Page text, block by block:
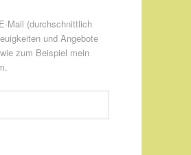
Mail (durchschnittlich
und Angebote
zum Beispiel mein